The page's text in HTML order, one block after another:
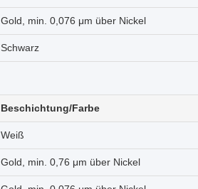
Gold, min. 0,076 μm über Nickel
Schwarz
Beschichtung/Farbe
Weiß
Gold, min. 0,76 μm über Nickel